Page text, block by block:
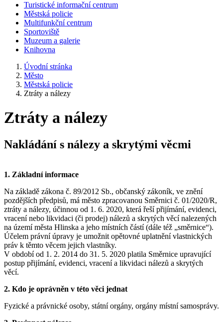
Turistické informační centrum
Městská policie
Multifunkční centrum
Sportoviště
Muzeum a galerie
Knihovna
Úvodní stránka
Město
Městská policie
Ztráty a nálezy
Ztráty a nálezy
Nakládání s nálezy a skrytými věcmi
1. Základní informace
Na základě zákona č. 89/2012 Sb., občanský zákoník, ve znění
pozdějších předpisů, má město zpracovanou Směrnici č. 01/2020/R,
ztráty a nálezy, účinnou od 1. 6. 2020, která řeší přijímání, evidenci,
vracení nebo likvidaci (či prodej) nálezů a skrytých věcí nalezených
na území města Hlinska a jeho místních částí (dále též „směrnice“).
Účelem právní úpravy je umožnit opětovné uplatnění vlastnických
práv k těmto věcem jejich vlastníky.
V období od 1. 2. 2014 do 31. 5. 2020 platila Směrnice upravující
postup přijímání, evidenci, vracení a likvidaci nálezů a skrytých
věcí.
2. Kdo je oprávněn v této věci jednat
Fyzické a právnické osoby, státní orgány, orgány místní samosprávy.